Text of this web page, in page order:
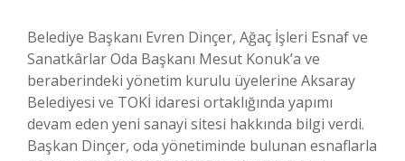
Belediye Başkanı Evren Dinçer, Ağaç İşleri Esnaf ve
Sanatkârlar Oda Başkanı Mesut Konuk’a ve
beraberindeki yönetim kurulu üyelerine Aksaray
Belediyesi ve TOKİ idaresi ortaklığında yapımı
devam eden yeni sanayi sitesi hakkında bilgi verdi.
Başkan Dinçer, oda yönetiminde bulunan esnaflarla